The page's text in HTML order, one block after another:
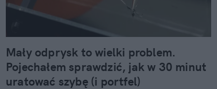
Mały odprysk to wielki problem.
Pojechałem sprawdzić, jak w 30 minut
uratować szybę (i portfel)